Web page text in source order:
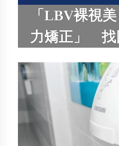
「LBV裸視
力矯正」 找